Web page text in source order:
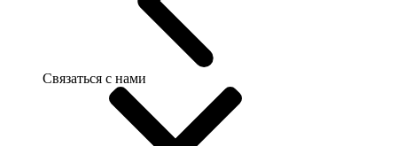
Связаться с нами